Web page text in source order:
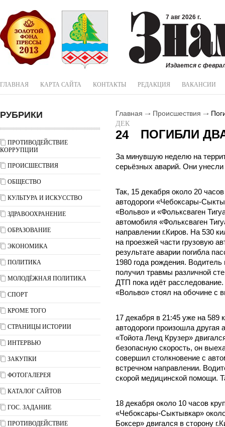
7 авг 2026 г.
Издается с
ГЛАВНАЯ КАРТА САЙТА КОНТАКТЫ РЕДАКЦИЯ ВАКАНСИИ
РУБРИКИ
ПРОТИВОДЕЙСТВИЕ
КОРРУПЦИИ
ПРОИСШЕСТВИЯ
ОБЩЕСТВО
КУЛЬТУРА И ИСКУССТВО
ЗДРАВООХРАНЕНИЕ
ОБРАЗОВАНИЕ
ЭКОНОМИКА
ПОЛИТИКА
МОЛОДЁЖНАЯ ПОЛИТИКА
СПОРТ
КРОМЕ ТОГО
СТРАНИЦЫ ИСТОРИИ
ИНТЕРВЬЮ
ЗАКУПКИ
ФОТОГАЛЕРЕЯ
КАТАЛОГ САЙТОВ
ГОС. ЗАДАНИЕ
ПРОТИВОДЕЙСТВИЕ
Главная Происшествия
ДЕК
24 ПОГИБЛИ
За минувшую неделю на
серьёзных аварий. Они
Так, 15 декабря около 20
автодороги «Чебоксары-
«Вольво» и «Фольксваген
автомобиля «Фольксваген
направлении г.Киров. На 530
на проезжей части грузовую
результате аварии погибла
1980 года рождения.
получил травмы различной
ДТП пока идёт
«Вольво» стоял на обочине с
17 декабря в 21:45 уже на 589
автодороги произошла
«Тойота Ленд Крузер»
безопасную скорость, он
совершил столкновение с
встречном направлении.
скорой медицинской помощи.
18 декабря около 10 часов
«Чебоксары-Сыктывкар»
Боксер» двигался в сторону